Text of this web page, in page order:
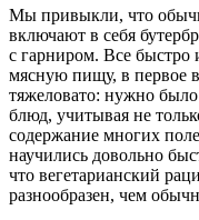
Мы привыкли, что
включают в себя
с гарниром. Все быстро
мясную пищу, в первое
тяжеловато: нужно
блюд, учитывая не
содержание многих
научились довольно
что вегетарианский
разнообразен, чем